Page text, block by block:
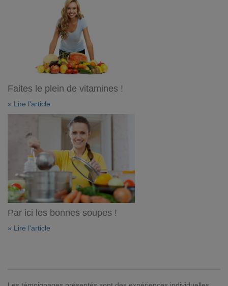
Faites le plein de vitamines !
» Lire l'article
Par ici les bonnes soupes !
» Lire l'article